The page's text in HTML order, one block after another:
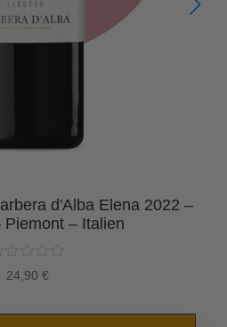
d'Alba Elena 2022 –
Piemont – Italien
24,90 €